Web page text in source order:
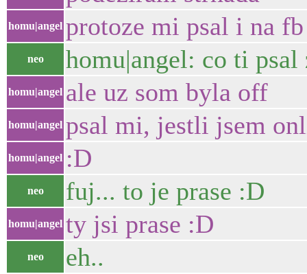
homu|angel protoze mi psal i na fb
neo homu|angel: co ti psal
homu|angel ale uz som byla off
homu|angel psal mi, jestli jsem
homu|angel :D
neo fuj... to je prase :D
homu|angel ty jsi prase :D
neo eh..